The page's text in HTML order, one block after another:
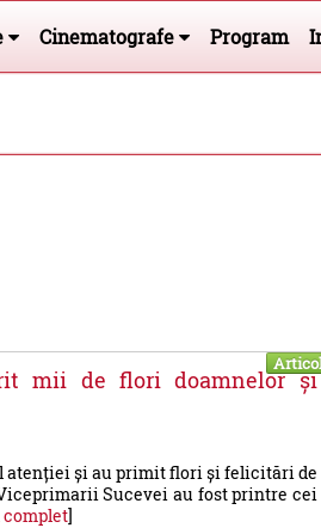
Cinematografe Program
mii de flori doamnelor și
atenției și au primit flori și felicitări de
Sucevei au fost printre cei
]